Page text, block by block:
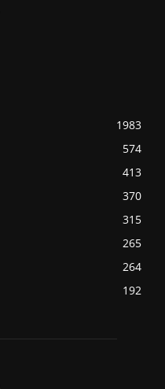
1983
574
413
370
315
265
264
192